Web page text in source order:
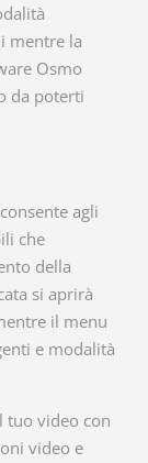
mentre la
Osmo
da poterti
agli
che
della
si aprirà
il menu
e modalità
tuo video con
video e